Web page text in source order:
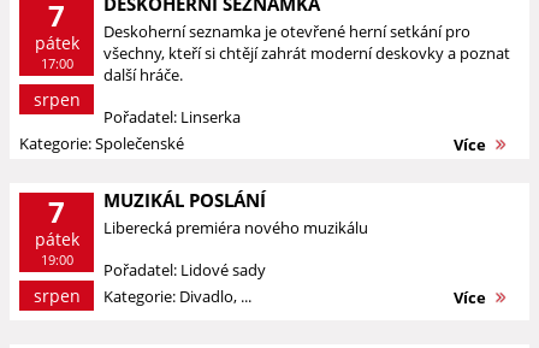
7
pátek
17:00
srpen
Deskoherní seznamka je otevřené herní setkání pro
všechny, kteří si chtějí zahrát moderní deskovky a poznat
další hráče.
Pořadatel: Linserka
Kategorie: Společenské
Více
7
pátek
19:00
srpen
MUZIKÁL POSLÁNÍ
Liberecká premiéra nového muzikálu
Pořadatel: Lidové sady
Kategorie: Divadlo, ...
Více